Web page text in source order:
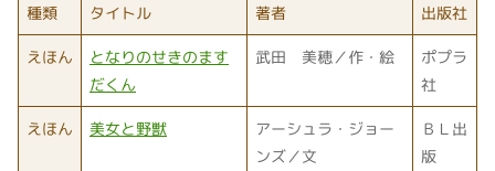
種類 タイトル 著者 出版社
えほん
となりのせきのます
だくん
武田 美穂／作・絵
ポプラ
社
えほん 美女と野獣
アーシュラ・ジョー
ンズ／文
ＢＬ出
版